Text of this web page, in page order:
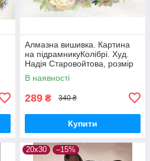
Алмазна вишивка. Картина
на підрамникуКолібрі. Худ.
Надія Старовойтова, розмір
20х30 см
В наявності
289 ₴ 340 ₴
Купити
20х30 –15%